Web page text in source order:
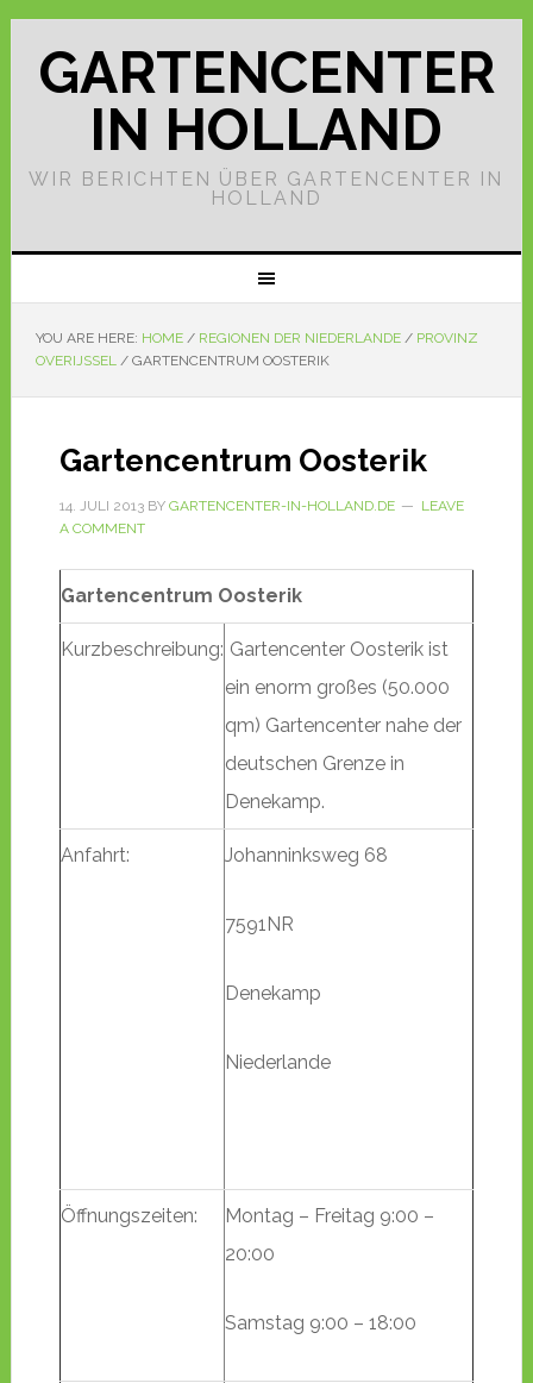
GARTENCENTER
IN HOLLAND
WIR BERICHTEN ÜBER GARTENCENTER IN
HOLLAND
YOU ARE HERE: HOME / REGIONEN DER NIEDERLANDE / PROVINZ
OVERIJSSEL /GARTENCENTRUM OOSTERIK
Gartencentrum Oosterik
14. JULI 2013BY GARTENCENTER-IN-HOLLAND.DE
LEAVE
A COMMENT
Gartencentrum Oosterik
Kurzbeschreibung: Gartencenter Oosterik ist
ein enorm großes (50.000
qm) Gartencenter nahe der
deutschen Grenze in
Denekamp.
Anfahrt: Johanninksweg 68
7591NR
Denekamp
Niederlande
Öffnungszeiten:
Montag – Freitag 9:00 –
20:00
Samstag 9:00 – 18:00